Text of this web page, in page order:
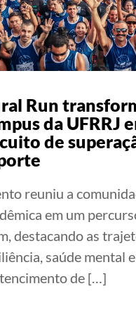
Run
da UFRRJ
de
reuniu a
em um
destacando as
saúde mental e
de […]